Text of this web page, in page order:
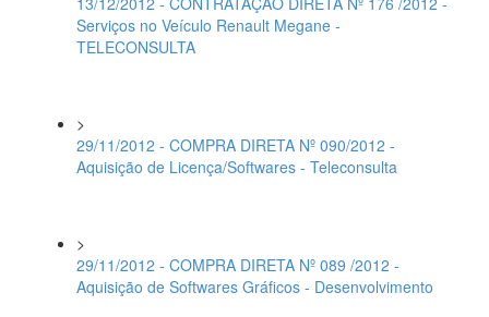
Serviços no Veículo Renault Megane -
TELECONSULTA
>
29/11/2012 - COMPRA DIRETA Nº 090/2012 -
Aquisição de Licença/Softwares - Teleconsulta
>
29/11/2012 - COMPRA DIRETA Nº 089 /2012 -
Aquisição de Softwares Gráficos - Desenvolvimento